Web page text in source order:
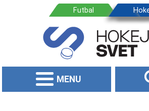
MENU